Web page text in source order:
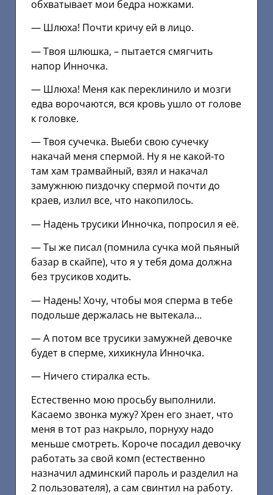
обхватывает мои бедра ножками.
— Шлюха! Почти кричу ей в лицо.
— Твоя шлюшка, – пытается смягчить
напор Инночка.
— Шлюха! Меня как переклинило и мозги
едва ворочаются, вся кровь ушло от голове
к головке.
— Твоя сучечка. Выеби свою сучечку
накачай меня спермой. Ну я не какой-то
там хам трамвайный, взял и накачал
замужнюю пиздочку спермой почти до
краев, излил все, что накопилось.
— Надень трусики Инночка, попросил я её.
— Ты же писал (помнила сучка мой пьяный
базар в скайпе), что я у тебя дома должна
без трусиков ходить.
— Надень! Хочу, чтобы моя сперма в тебе
подольше держалась не вытекала…
— А потом все трусики замужней девочке
будет в сперме, хихикнула Инночка.
— Ничего стиралка есть.
Естественно мою просьбу выполнили.
Касаемо звонка мужу? Хрен его знает, что
меня в тот раз накрыло, порнуху надо
меньше смотреть. Короче посадил девочку
работать за свой комп (естественно
назначил админский пароль и разделил на
2 пользователя), а сам свинтил на работу.